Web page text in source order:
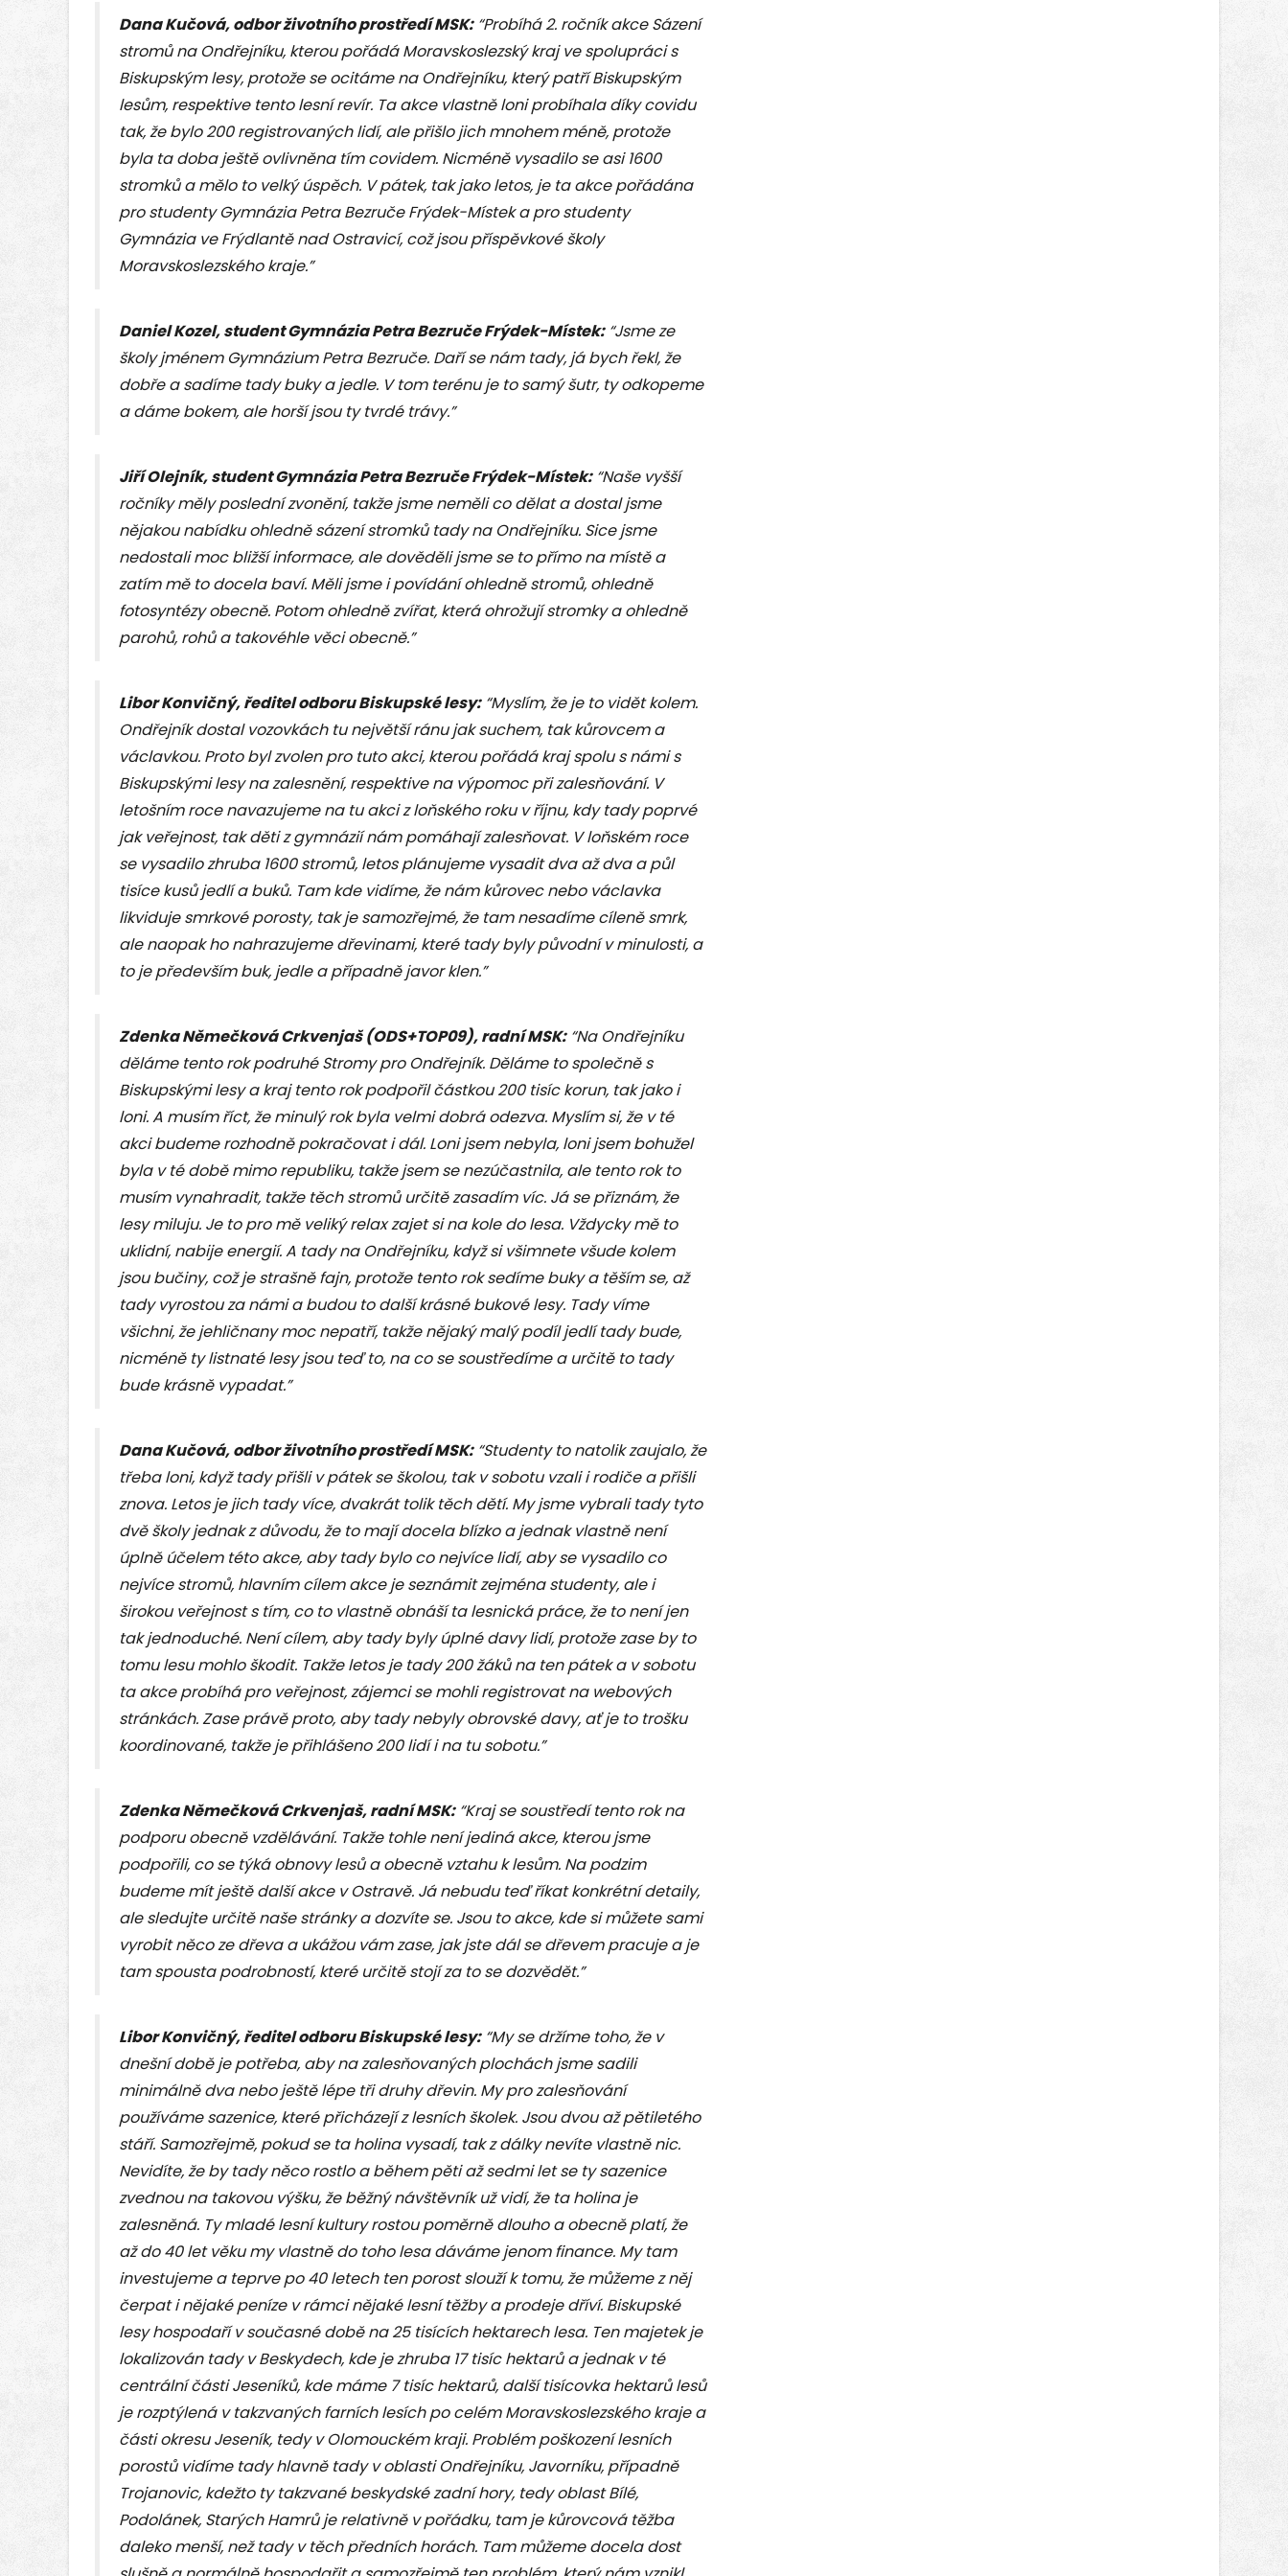
Dana Kučová, odbor životního prostředí MSK:“Probíhá 2. ročník akce Sázení
stromů na Ondřejníku, kterou pořádá Moravskoslezský kraj ve spolupráci s
Biskupským lesy, protože se ocitáme na Ondřejníku, který patří Biskupským
lesům, respektive tento lesní revír. Ta akce vlastně loni probíhala díky covidu
tak, že bylo 200 registrovaných lidí, ale přišlo jich mnohem méně, protože
byla ta doba ještě ovlivněna tím covidem. Nicméně vysadilo se asi 1600
stromků a mělo to velký úspěch. V pátek, tak jako letos, je ta akce pořádána
pro studenty Gymnázia Petra Bezruče Frýdek-Místek a pro studenty
Gymnázia ve Frýdlantě nad Ostravicí, což jsou příspěvkové školy
Moravskoslezského kraje.”
Daniel Kozel, student Gymnázia Petra Bezruče Frýdek-Místek:“Jsme ze
školy jménem Gymnázium Petra Bezruče. Daří se nám tady, já bych řekl, že
dobře a sadíme tady buky a jedle. V tom terénu je to samý šutr, ty odkopeme
a dáme bokem, ale horší jsou ty tvrdé trávy.”
Jiří Olejník, student Gymnázia Petra Bezruče Frýdek-Místek:“Naše vyšší
ročníky měly poslední zvonění, takže jsme neměli co dělat a dostal jsme
nějakou nabídku ohledně sázení stromků tady na Ondřejníku. Sice jsme
nedostali moc bližší informace, ale dověděli jsme se to přímo na místě a
zatím mě to docela baví. Měli jsme i povídání ohledně stromů, ohledně
fotosyntézy obecně. Potom ohledně zvířat, která ohrožují stromky a ohledně
parohů, rohů a takovéhle věci obecně.”
Libor Konvičný, ředitel odboru Biskupské lesy:“Myslím, že je to vidět kolem.
Ondřejník dostal vozovkách tu největší ránu jak suchem, tak kůrovcem a
václavkou. Proto byl zvolen pro tuto akci, kterou pořádá kraj spolu s námi s
Biskupskými lesy na zalesnění, respektive na výpomoc při zalesňování. V
letošním roce navazujeme na tu akci z loňského roku v říjnu, kdy tady poprvé
jak veřejnost, tak děti z gymnázií nám pomáhají zalesňovat. V loňském roce
se vysadilo zhruba 1600 stromů, letos plánujeme vysadit dva až dva a půl
tisíce kusů jedlí a buků. Tam kde vidíme, že nám kůrovec nebo václavka
likviduje smrkové porosty, tak je samozřejmé, že tam nesadíme cíleně smrk,
ale naopak ho nahrazujeme dřevinami, které tady byly původní v minulosti, a
to je především buk, jedle a případně javor klen.”
Zdenka Němečková Crkvenjaš (ODS+TOP09), radní MSK:“Na Ondřejníku
děláme tento rok podruhé Stromy pro Ondřejník. Děláme to společně s
Biskupskými lesy a kraj tento rok podpořil částkou 200 tisíc korun, tak jako i
loni. A musím říct, že minulý rok byla velmi dobrá odezva. Myslím si, že v té
akci budeme rozhodně pokračovat i dál. Loni jsem nebyla, loni jsem bohužel
byla v té době mimo republiku, takže jsem se nezúčastnila, ale tento rok to
musím vynahradit, takže těch stromů určitě zasadím víc. Já se přiznám, že
lesy miluju. Je to pro mě veliký relax zajet si na kole do lesa. Vždycky mě to
uklidní, nabije energií. A tady na Ondřejníku, když si všimnete všude kolem
jsou bučiny, což je strašně fajn, protože tento rok sedíme buky a těším se, až
tady vyrostou za námi a budou to další krásné bukové lesy. Tady víme
všichni, že jehličnany moc nepatří, takže nějaký malý podíl jedlí tady bude,
nicméně ty listnaté lesy jsou teď to, na co se soustředíme a určitě to tady
bude krásně vypadat.”
Dana Kučová, odbor životního prostředí MSK:“Studenty to natolik zaujalo, že
třeba loni, když tady přišli v pátek se školou, tak v sobotu vzali i rodiče a přišli
znova. Letos je jich tady více, dvakrát tolik těch dětí. My jsme vybrali tady tyto
dvě školy jednak z důvodu, že to mají docela blízko a jednak vlastně není
úplně účelem této akce, aby tady bylo co nejvíce lidí, aby se vysadilo co
nejvíce stromů, hlavním cílem akce je seznámit zejména studenty, ale i
širokou veřejnost s tím, co to vlastně obnáší ta lesnická práce, že to není jen
tak jednoduché. Není cílem, aby tady byly úplné davy lidí, protože zase by to
tomu lesu mohlo škodit. Takže letos je tady 200 žáků na ten pátek a v sobotu
ta akce probíhá pro veřejnost, zájemci se mohli registrovat na webových
stránkách. Zase právě proto, aby tady nebyly obrovské davy, ať je to trošku
koordinované, takže je přihlášeno 200 lidí i na tu sobotu.”
Zdenka Němečková Crkvenjaš, radní MSK:“Kraj se soustředí tento rok na
podporu obecně vzdělávání. Takže tohle není jediná akce, kterou jsme
podpořili, co se týká obnovy lesů a obecně vztahu k lesům. Na podzim
budeme mít ještě další akce v Ostravě. Já nebudu teď říkat konkrétní detaily,
ale sledujte určitě naše stránky a dozvíte se. Jsou to akce, kde si můžete sami
vyrobit něco ze dřeva a ukážou vám zase, jak jste dál se dřevem pracuje a je
tam spousta podrobností, které určitě stojí za to se dozvědět.”
Libor Konvičný, ředitel odboru Biskupské lesy:“My se držíme toho, že v
dnešní době je potřeba, aby na zalesňovaných plochách jsme sadili
minimálně dva nebo ještě lépe tři druhy dřevin. My pro zalesňování
používáme sazenice, které přicházejí z lesních školek. Jsou dvou až pětiletého
stáří. Samozřejmě, pokud se ta holina vysadí, tak z dálky nevíte vlastně nic.
Nevidíte, že by tady něco rostlo a během pěti až sedmi let se ty sazenice
zvednou na takovou výšku, že běžný návštěvník už vidí, že ta holina je
zalesněná. Ty mladé lesní kultury rostou poměrně dlouho a obecně platí, že
až do 40 let věku my vlastně do toho lesa dáváme jenom finance. My tam
investujeme a teprve po 40 letech ten porost slouží k tomu, že můžeme z něj
čerpat i nějaké peníze v rámci nějaké lesní těžby a prodeje dříví. Biskupské
lesy hospodaří v současné době na 25 tisících hektarech lesa. Ten majetek je
lokalizován tady v Beskydech, kde je zhruba 17 tisíc hektarů a jednak v té
centrální části Jeseníků, kde máme 7 tisíc hektarů, další tisícovka hektarů lesů
je rozptýlená v takzvaných farních lesích po celém Moravskoslezského kraje a
části okresu Jeseník, tedy v Olomouckém kraji. Problém poškození lesních
porostů vidíme tady hlavně tady v oblasti Ondřejníku, Javorníku, případně
Trojanovic, kdežto ty takzvané beskydské zadní hory, tedy oblast Bílé,
Podolánek, Starých Hamrů je relativně v pořádku, tam je kůrovcová těžba
daleko menší, než tady v těch předních horách. Tam můžeme docela dost